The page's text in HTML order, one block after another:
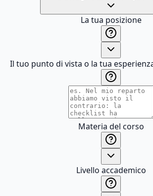
La tua posizione
Il tuo punto di vista o la tua
Materia del corso
Livello accademico